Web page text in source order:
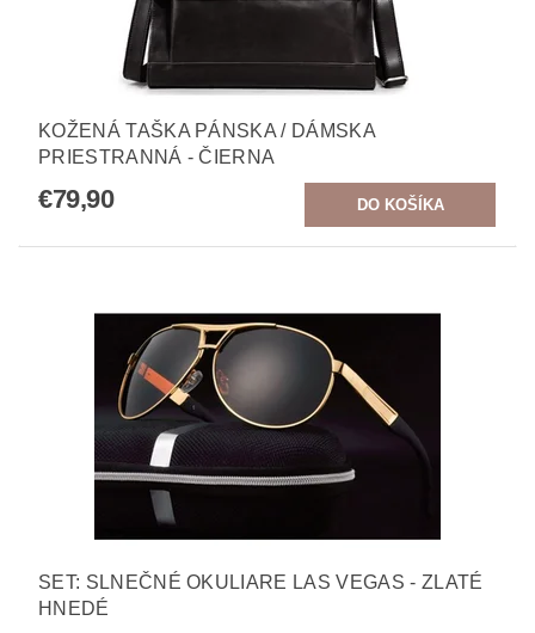
KOŽENÁ TAŠKA PÁNSKA / DÁMSKA
PRIESTRANNÁ - ČIERNA
€79,90
SET: SLNEČNÉ OKULIARE LAS VEGAS - ZLATÉ
HNEDÉ